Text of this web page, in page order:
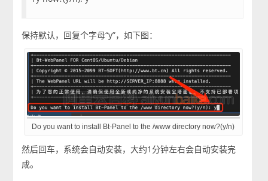
保持默认，回复个字母“y”，如下图：
Do you want to install Bt-Panel to the /www directory now?(y/n)
然后回车，系统会自动安装，大约1分钟左右会自动安装完
成。